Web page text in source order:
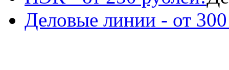
Деловые линии - от